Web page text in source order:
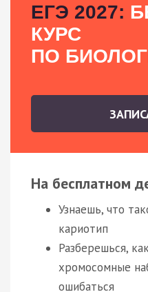
ЕГЭ 2027:
КУРС
ПО
На бесплатном
Узнаешь, что
кариотип
Разберешься,
хромосомные
ошибаться